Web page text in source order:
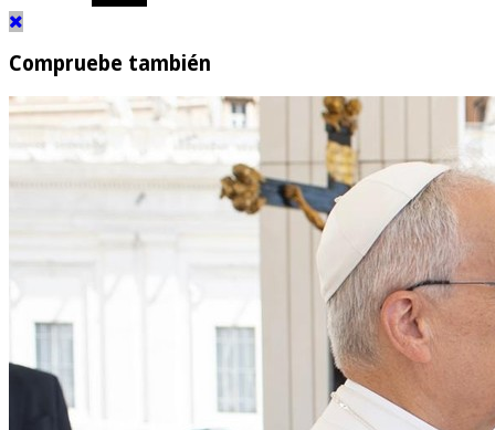
Compruebe también